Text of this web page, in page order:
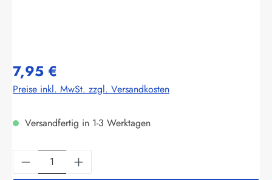
7,95 €
Preise inkl. MwSt. zzgl. Versandkosten
Versandfertig in 1-3 Werktagen
Produkt Anzahl: Gib den gewünschten